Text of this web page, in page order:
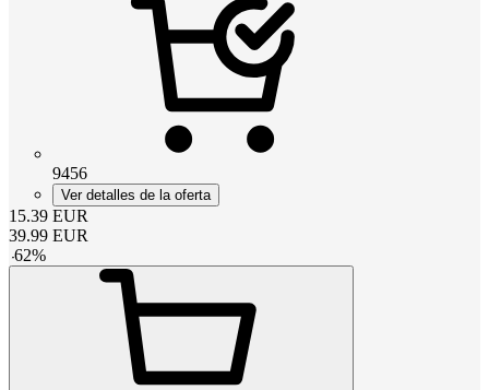
9456
Ver detalles de la oferta
15.39 EUR
39.99 EUR
-62%